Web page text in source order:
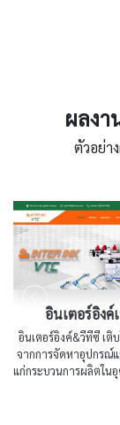
ผลง
ตัวอย่า
อินเตอร์อิงค์
อินเตอร์อิงค์&วีทีซี เติ
จากการจัดหาอุปกรณ์แ
แก่กระบวนการผลิตใน